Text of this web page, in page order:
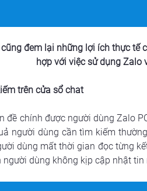
cũng đem lại những lợi ích thực
hợp với việc sử dụng Zalo
trên cửa sổ chat
đề chính được người dùng Zalo
người dùng cần tìm kiếm
dùng mất thời gian đọc từng
người dùng không kịp cập nhật tin